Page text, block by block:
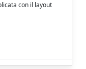
con il layout